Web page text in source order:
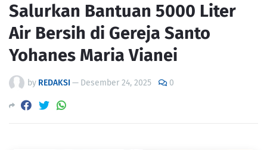
Salurkan Bantuan 5000 Liter
Air Bersih di Gereja Santo
Yohanes Maria Vianei
by REDAKSI — Desember 24, 2025 0